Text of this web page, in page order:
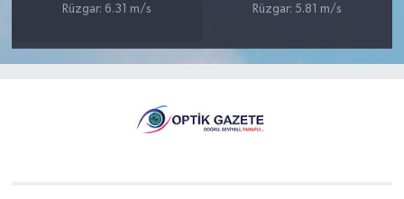
Rüzgar: 6.31 m/s
Rüzgar: 5.81 m/s